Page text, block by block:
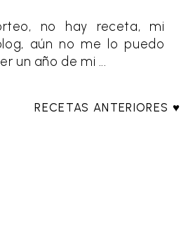
no hay receta, mi
aún no me lo puedo
un año de mi ...
RECETAS ANTERIORES ♥